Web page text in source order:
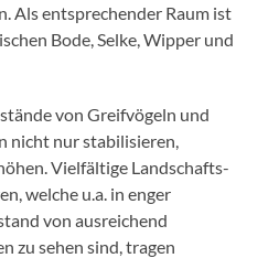
Als entsprechender Raum ist
Bode, Selke, Wipper und
von Greifvögeln und
nicht nur stabilisieren,
Vielfältige Landschafts-
welche u.a. in enger
von ausreichend
zu sehen sind, tragen